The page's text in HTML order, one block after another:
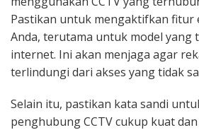
Pastikan untuk mengaktifkan fitur
Anda, terutama untuk model yang
internet. Ini akan menjaga agar
terlindungi dari akses yang tidak
Selain itu, pastikan kata sandi
penghubung CCTV cukup kuat